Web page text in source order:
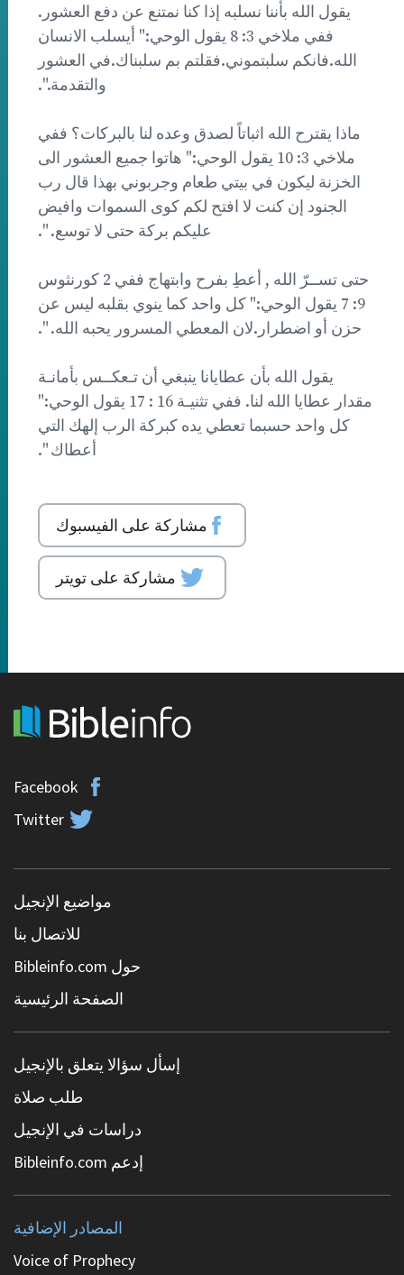
يقول الله بأننا نسلبه إذا كنا نمتنع عن دفع العشور.
ففي ملاخي 3: 8 يقول الوحي:" أيسلب الانسان
الله.فانكم سلبتموني.فقلتم بم سلبناك.في العشور
والتقدمة.".
ماذا يقترح الله اثباتاً لصدق وعده لنا بالبركات؟ ففي
ملاخي 3: 10 يقول الوحي:" هاتوا جميع العشور الى
الخزنة ليكون في بيتي طعام وجربوني بهذا قال رب
الجنود إن كنت لا افتح لكم كوى السموات وافيض
عليكم بركة حتى لا توسع. ".
حتى تســرّ الله , أعطِ بفرح وابتهاج ففي 2 كورنثوس
9: 7 يقول الوحي:" كل واحد كما ينوي بقلبه ليس عن
حزن أو اضطرار.لان المعطي المسرور يحبه الله. ".
يقول الله بأن عطايانا ينبغي أن تـعكــس بأمانـة
مقدار عطايا الله لنا. ففي تثنيـة 16 : 17 يقول الوحي:"
كل واحد حسبما تعطي يده كبركة الرب إلهك التي
أعطاك ".
مشاركة على الفيسبوك
مشاركة على تويتر
Facebook
Twitter
مواضيع الإنجيل
للاتصال بنا
حول Bibleinfo.com
الصفحة الرئيسية
إسأل سؤالا يتعلق بالإنجيل
طلب صلاة
دراسات في الإنجيل
إدعم Bibleinfo.com
المصادر الإضافية
Voice of Prophecy